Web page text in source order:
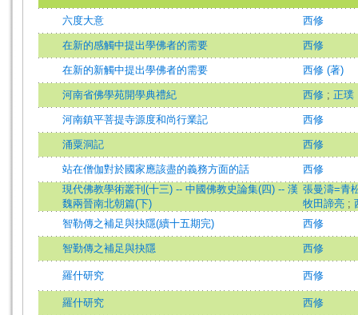
六度大意 西修
在新的感觸中提出學佛者的需要 西修
在新的新觸中提出學佛者的需要 西修 (著)
河南省佛學苑開學典禮紀 西修 ; 正璞
河南鎮平菩提寺源度和尚行業記 西修
涌粟洞記 西修
站在僧伽對於國家應該盡的義務方面的話
西修
現代佛教學術叢刊(十三) -- 中國佛教史論集(四) -- 漢
魏兩晉南北朝篇(下)
張曼濤=青
牧田諦亮 ;
智勒傳之補足與抉隱(續十五期完)
西修
智勤傳之補足與抉隱 西修
羅什研究 西修
羅什研究 西修